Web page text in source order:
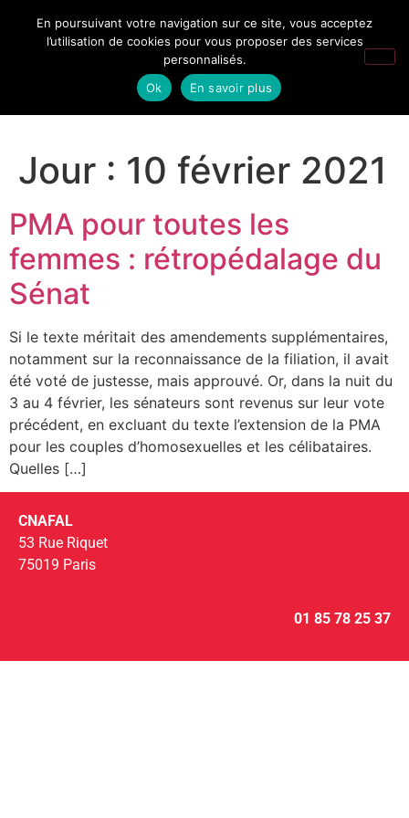
Jour : 10 février 2021
PMA pour toutes les
femmes : rétropédalage du
Sénat
Si le texte méritait des amendements supplémentaires,
notamment sur la reconnaissance de la filiation, il avait
été voté de justesse, mais approuvé. Or, dans la nuit du
3 au 4 février, les sénateurs sont revenus sur leur vote
précédent, en excluant du texte l’extension de la PMA
pour les couples d’homosexuelles et les célibataires.
Quelles […]
CNAFAL
53 Rue Riquet
75019 Paris
01 85 78 25 37
En poursuivant votre navigation sur ce site, vous acceptez
l’utilisation de cookies pour vous proposer des services
personnalisés.
Ok
En savoir plus